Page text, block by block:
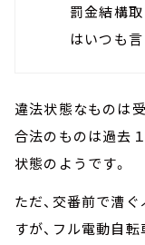
罰金結構取
はいつも言
違法状態なものは
合法のものは過去
状態のようです。
ただ、交番前で漕
すが、フル電動自